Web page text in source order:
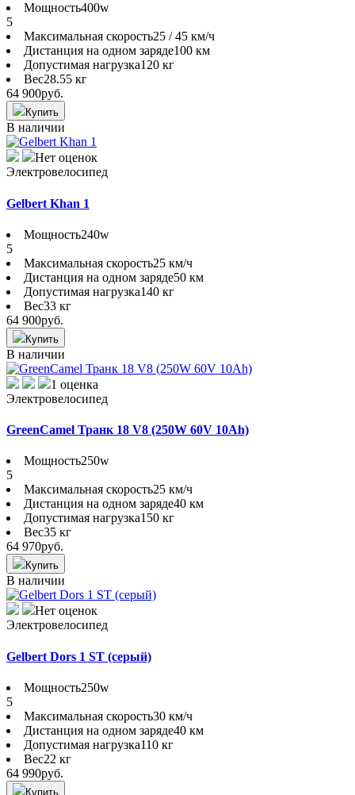
Мощность400w
5
Максимальная скорость25 / 45 км/ч
Дистанция на одном заряде100 км
Допустимая нагрузка120 кг
Вес28.55 кг
64 900руб.
Купить
В наличии
Нет оценок
Электровелосипед
Gelbert Khan 1
Мощность240w
5
Максимальная скорость25 км/ч
Дистанция на одном заряде50 км
Допустимая нагрузка140 кг
Вес33 кг
64 900руб.
Купить
В наличии
1 оценка
Электровелосипед
GreenCamel Транк 18 V8 (250W 60V 10Ah)
Мощность250w
5
Максимальная скорость25 км/ч
Дистанция на одном заряде40 км
Допустимая нагрузка150 кг
Вес35 кг
64 970руб.
Купить
В наличии
Нет оценок
Электровелосипед
Gelbert Dors 1 ST (серый)
Мощность250w
5
Максимальная скорость30 км/ч
Дистанция на одном заряде40 км
Допустимая нагрузка110 кг
Вес22 кг
64 990руб.
Купить